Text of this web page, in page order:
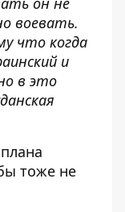
воевать.
что когда
и
в это
тоже не